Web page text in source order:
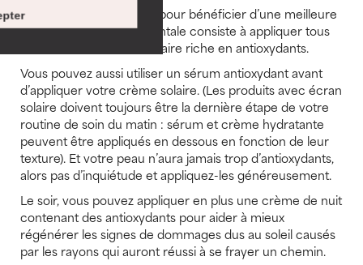
Le moyen le plus simple pour bénéficier d’une meilleure
protection environnementale consiste à appliquer tous
les matins une crème solaire riche en antioxydants.
Vous pouvez aussi utiliser un sérum antioxydant avant
d’appliquer votre crème solaire. (Les produits avec écran
solaire doivent toujours être la dernière étape de votre
routine de soin du matin : sérum et crème hydratante
peuvent être appliqués en dessous en fonction de leur
texture). Et votre peau n’aura jamais trop d’antioxydants,
alors pas d’inquiétude et appliquez-les généreusement.
Le soir, vous pouvez appliquer en plus une crème de nuit
contenant des antioxydants pour aider à mieux
régénérer les signes de dommages dus au soleil causés
par les rayons qui auront réussi à se frayer un chemin.